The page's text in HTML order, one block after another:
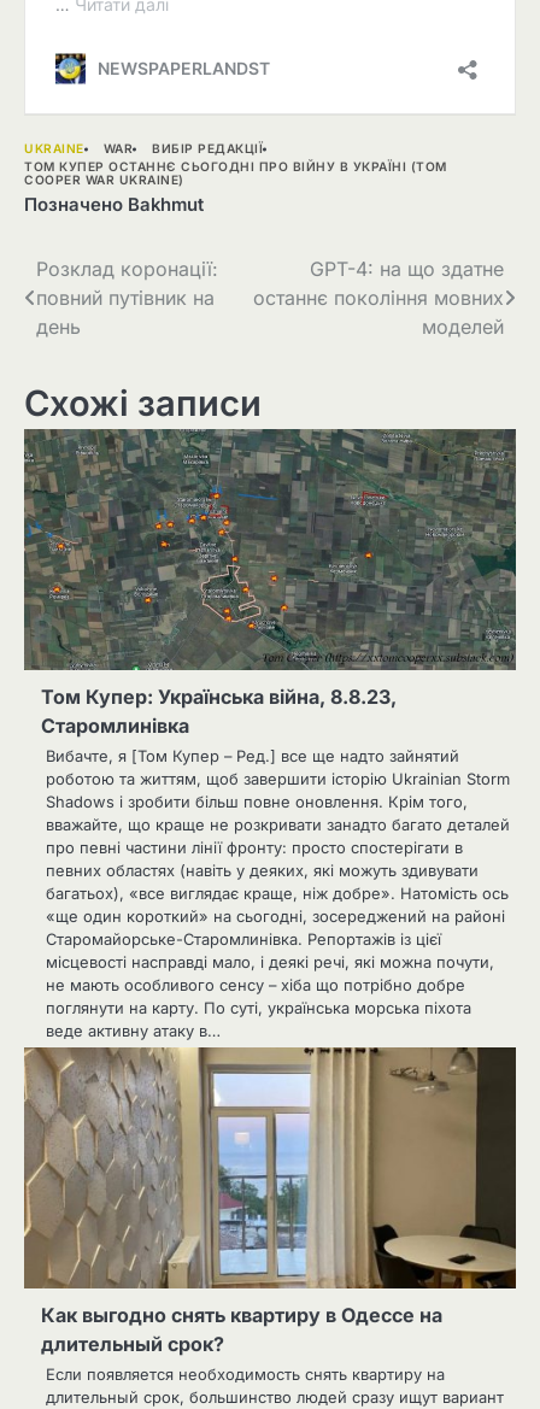
UKRAINE WAR
ВИБІР РЕДАКЦІЇ
ТОМ КУПЕР ОСТАННЄ СЬОГОДНІ ПРО ВІЙНУ В УКРАЇНІ (TOM
COOPER WAR UKRAINE)
Позначено Bakhmut
Навігація
записів
Розклад коронації:
повний путівник на
день
GPT-4: на що здатне
останнє покоління мовних
моделей
Схожі записи
Том Купер: Українська війна, 8.8.23,
Старомлинівка
Вибачте, я [Том Купер – Ред.] все ще надто зайнятий
роботою та життям, щоб завершити історію Ukrainian Storm
Shadows і зробити більш повне оновлення. Крім того,
вважайте, що краще не розкривати занадто багато деталей
про певні частини лінії фронту: просто спостерігати в
певних областях (навіть у деяких, які можуть здивувати
багатьох), «все виглядає краще, ніж добре». Натомість ось
«ще один короткий» на сьогодні, зосереджений на районі
Старомайорське-Старомлинівка. Репортажів із цієї
місцевості насправді мало, і деякі речі, які можна почути,
не мають особливого сенсу – хіба що потрібно добре
поглянути на карту. По суті, українська морська піхота
веде активну атаку в…
Как выгодно снять квартиру в Одессе на
длительный срок?
Если появляется необходимость снять квартиру на
длительный срок, большинство людей сразу ищут вариант